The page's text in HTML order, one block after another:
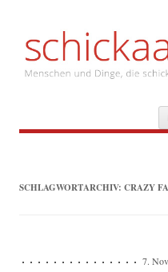
SCHLAGWORTARCHIV: CRAZY
7.